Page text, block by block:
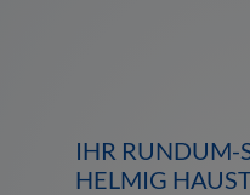
IHR RUNDUM-
HELMIG